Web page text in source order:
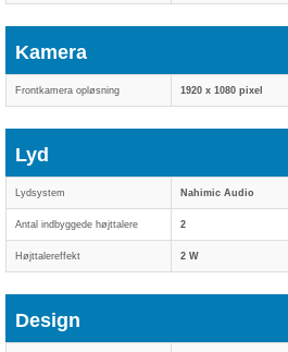
Kamera
Frontkamera opløsning 1920 x 1080 pixel
Lyd
Lydsystem Nahimic Audio
Antal indbyggede højttalere 2
Højttalereffekt 2 W
Design